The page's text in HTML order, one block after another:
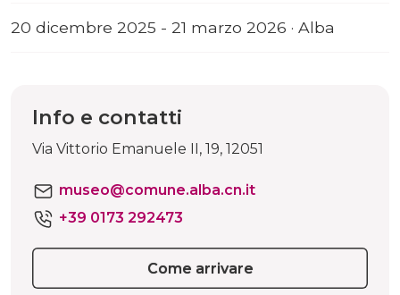
20 dicembre 2025 - 21 marzo 2026 · Alba
Info e contatti
Via Vittorio Emanuele II, 19, 12051
museo@comune.alba.cn.it
+39 0173 292473
Come arrivare